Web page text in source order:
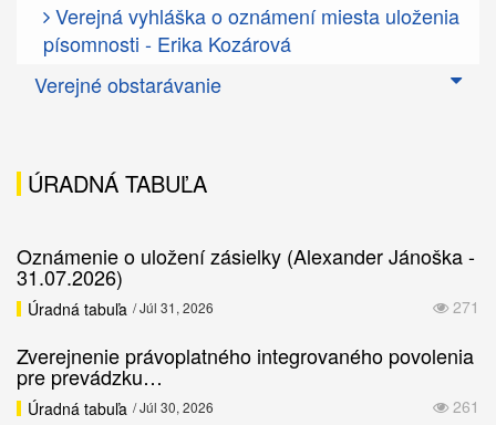
Verejná vyhláška o oznámení miesta uloženia
písomnosti - Erika Kozárová
Verejné obstarávanie
ÚRADNÁ TABUĽA
Oznámenie o uložení zásielky (Alexander Jánoška -
31.07.2026)
271
Úradná tabuľa / Júl 31, 2026
Zverejnenie právoplatného integrovaného povolenia
pre prevádzku…
261
Úradná tabuľa / Júl 30, 2026